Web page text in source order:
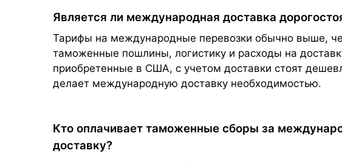
Является ли международная доставка
Тарифы на международные перевозки обычно выше,
таможенные пошлины, логистику и расходы на
приобретенные в США, с учетом доставки стоят
делает международную доставку необходимостью.
Кто оплачивает таможенные сборы за
доставку?